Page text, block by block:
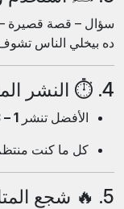
سؤال – قصة قصيرة –
ده بيخلي الناس تشوف
4. ⏱️ النشر المنتظم
الأفضل تنشر 1 – 3 فيديوهات يوميًا
كل ما كنت
5. 🔥 شجع المتابعين على التفاعل